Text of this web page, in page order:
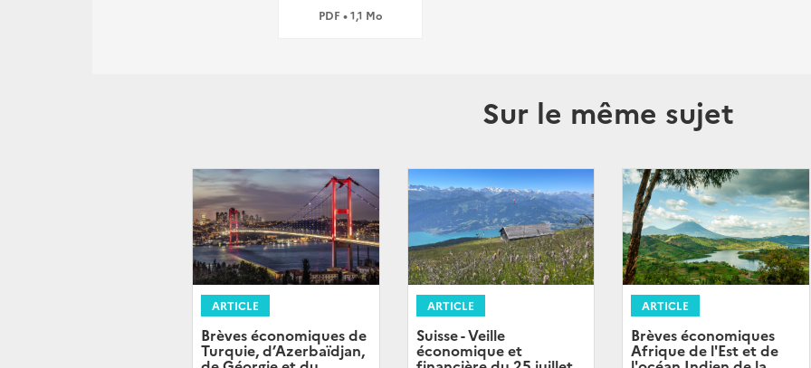
PDF • 1,1 Mo
Sur le même sujet
ARTICLE
Brèves économiques de
Turquie, d’Azerbaïdjan,
ARTICLE
Suisse - Veille
économique et
ARTICLE
Brèves économiques
Afrique de l'Est et de